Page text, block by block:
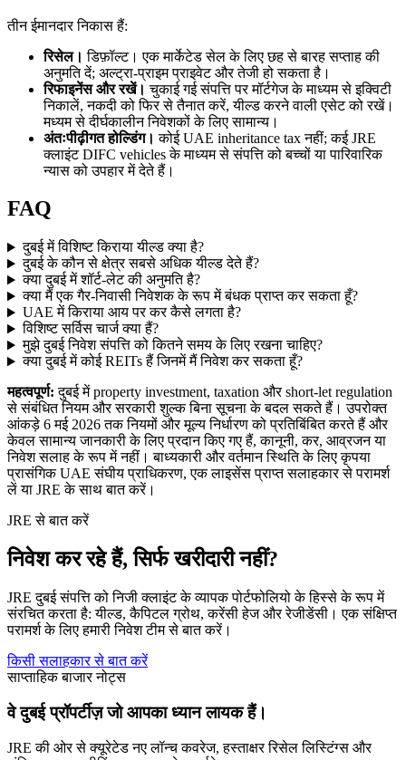
तीन ईमानदार निकास हैं:
रिसेल। डिफ़ॉल्ट। एक मार्केटेड सेल के लिए छह से बारह सप्ताह की
अनुमति दें; अल्ट्रा-प्राइम प्राइवेट और तेजी हो सकता है।
रिफाइनेंस और रखें। चुकाई गई संपत्ति पर मॉर्टगेज के माध्यम से इक्विटी
निकालें, नकदी को फिर से तैनात करें, यील्ड करने वाली एसेट को रखें।
मध्यम से दीर्घकालीन निवेशकों के लिए सामान्य।
अंतःपीढ़ीगत होल्डिंग। कोई UAE inheritance tax नहीं; कई JRE
क्लाइंट DIFC vehicles के माध्यम से संपत्ति को बच्चों या पारिवारिक
न्यास को उपहार में देते हैं।
FAQ
दुबई में विशिष्ट किराया यील्ड क्या है?
दुबई के कौन से क्षेत्र सबसे अधिक यील्ड देते हैं?
क्या दुबई में शॉर्ट-लेट की अनुमति है?
क्या मैं एक गैर-निवासी निवेशक के रूप में बंधक प्राप्त कर सकता हूँ?
UAE में किराया आय पर कर कैसे लगता है?
विशिष्ट सर्विस चार्ज क्या हैं?
मुझे दुबई निवेश संपत्ति को कितने समय के लिए रखना चाहिए?
क्या दुबई में कोई REITs हैं जिनमें मैं निवेश कर सकता हूँ?
महत्वपूर्ण: दुबई में property investment, taxation और short-let regulation
से संबंधित नियम और सरकारी शुल्क बिना सूचना के बदल सकते हैं। उपरोक्त
आंकड़े 6 मई 2026 तक नियमों और मूल्य निर्धारण को प्रतिबिंबित करते हैं और
केवल सामान्य जानकारी के लिए प्रदान किए गए हैं, कानूनी, कर, आव्रजन या
निवेश सलाह के रूप में नहीं। बाध्यकारी और वर्तमान स्थिति के लिए कृपया
प्रासंगिक UAE संघीय प्राधिकरण, एक लाइसेंस प्राप्त सलाहकार से परामर्श
लें या JRE के साथ बात करें।
JRE से बात करें
निवेश कर रहे हैं, सिर्फ खरीदारी नहीं?
JRE दुबई संपत्ति को निजी क्लाइंट के व्यापक पोर्टफोलियो के हिस्से के रूप में
संरचित करता है: यील्ड, कैपिटल ग्रोथ, करेंसी हेज और रेजीडेंसी। एक संक्षिप्त
परामर्श के लिए हमारी निवेश टीम से बात करें।
किसी सलाहकार से बात करें
साप्ताहिक बाजार नोट्स
वे दुबई प्रॉपर्टीज़ जो आपका ध्यान लायक हैं।
JRE की ओर से क्यूरेटेड नए लॉन्च कवरेज, हस्ताक्षर रिसेल लिस्टिंग्स और